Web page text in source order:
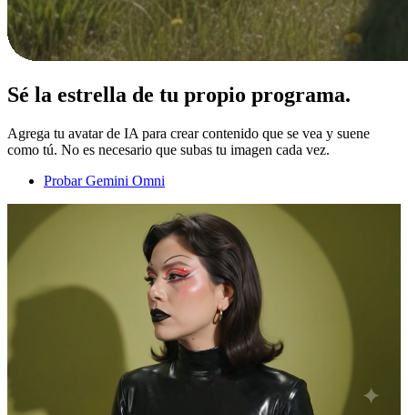
Sé la estrella de tu propio programa.
Agrega tu avatar de IA para crear contenido que se vea y suene
como tú. No es necesario que subas tu imagen cada vez.
Probar Gemini Omni